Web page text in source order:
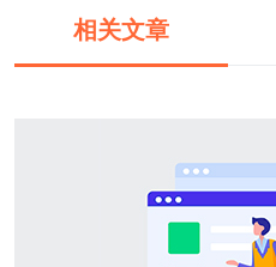
相关文章